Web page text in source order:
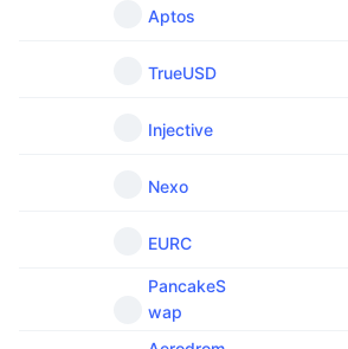
Aptos
TrueUSD
Injective
Nexo
EURC
PancakeS
wap